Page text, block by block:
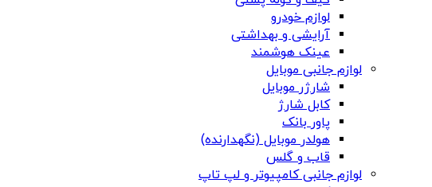
لوازم خودرو
آرایشی و بهداشتی
عینک هوشمند
لوازم جانبی موبایل
شارژر موبایل
کابل شارژ
پاور بانک
هولدر موبایل (نگهدارنده)
قاب و گلس
لوازم جانبی کامپیوتر و لپ تاپ